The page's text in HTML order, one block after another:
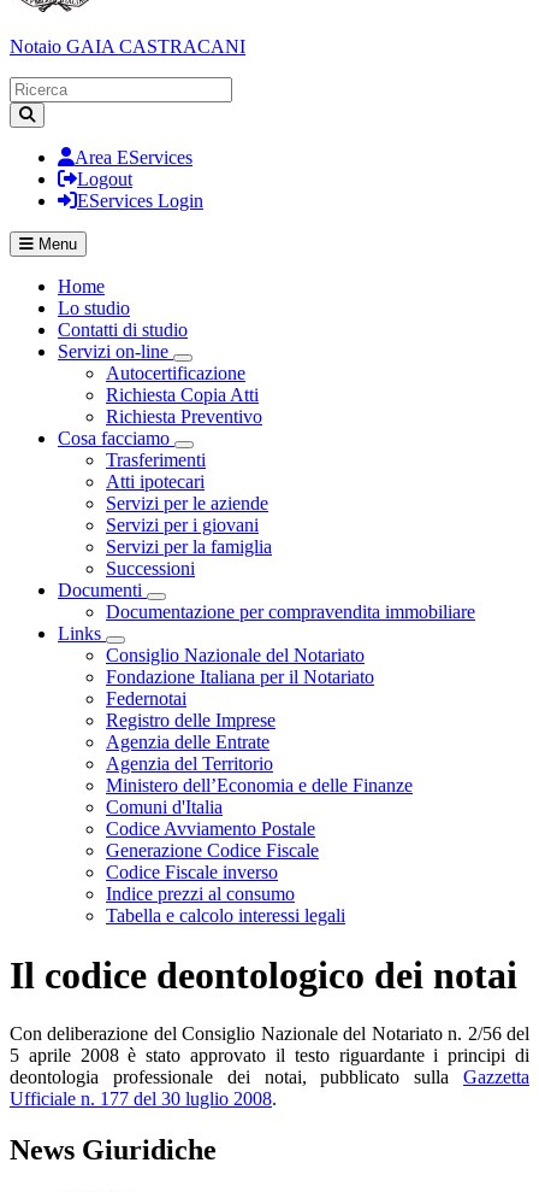
Notaio GAIA CASTRACANI
Area EServices
Logout
EServices Login
Menu
Home
Lo studio
Contatti di studio
Servizi on-line
Visualizza menù di secondo livello
Autocertificazione
Richiesta Copia Atti
Richiesta Preventivo
Cosa facciamo
Visualizza menù di secondo livello
Trasferimenti
Atti ipotecari
Servizi per le aziende
Servizi per i giovani
Servizi per la famiglia
Successioni
Documenti
Visualizza menù di secondo livello
Documentazione per compravendita immobiliare
Links
Visualizza menù di secondo livello
Consiglio Nazionale del Notariato
Fondazione Italiana per il Notariato
Federnotai
Registro delle Imprese
Agenzia delle Entrate
Agenzia del Territorio
Ministero dell’Economia e delle Finanze
Comuni d'Italia
Codice Avviamento Postale
Generazione Codice Fiscale
Codice Fiscale inverso
Indice prezzi al consumo
Tabella e calcolo interessi legali
Il codice deontologico dei notai
Con deliberazione del Consiglio Nazionale del Notariato n. 2/56 del
5 aprile 2008 è stato approvato il testo riguardante i principi di
deontologia professionale dei notai, pubblicato sulla Gazzetta
Ufficiale n. 177 del 30 luglio 2008.
News Giuridiche